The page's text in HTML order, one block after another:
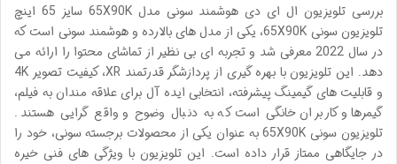
بررسی تلویزیون ال ای دی هوشمند سونی مدل 65X90K سایز 65 اینچ
تلویزیون سونی 65X90K، یکی از مدل های بالارده و هوشمند سونی است که
در سال 2022 معرفی شد و تجربه ای بی نظیر از تماشای محتوا را ارائه می
دهد. این تلویزیون با بهره گیری از پردازشگر قدرتمند XR، کیفیت تصویر 4K
و قابلیت های گیمینگ پیشرفته، انتخابی ایده آل برای علاقه مندان به فیلم،
گیمرها و کاربران خانگی است که به دنبال وضوح و واقع گرایی هستند.
تلویزیون سونی 65X90K به عنوان یکی از محصولات برجسته سونی، خود را
در جایگاهی ممتاز قرار داده است. این تلویزیون با ویژگی های فنی خیره